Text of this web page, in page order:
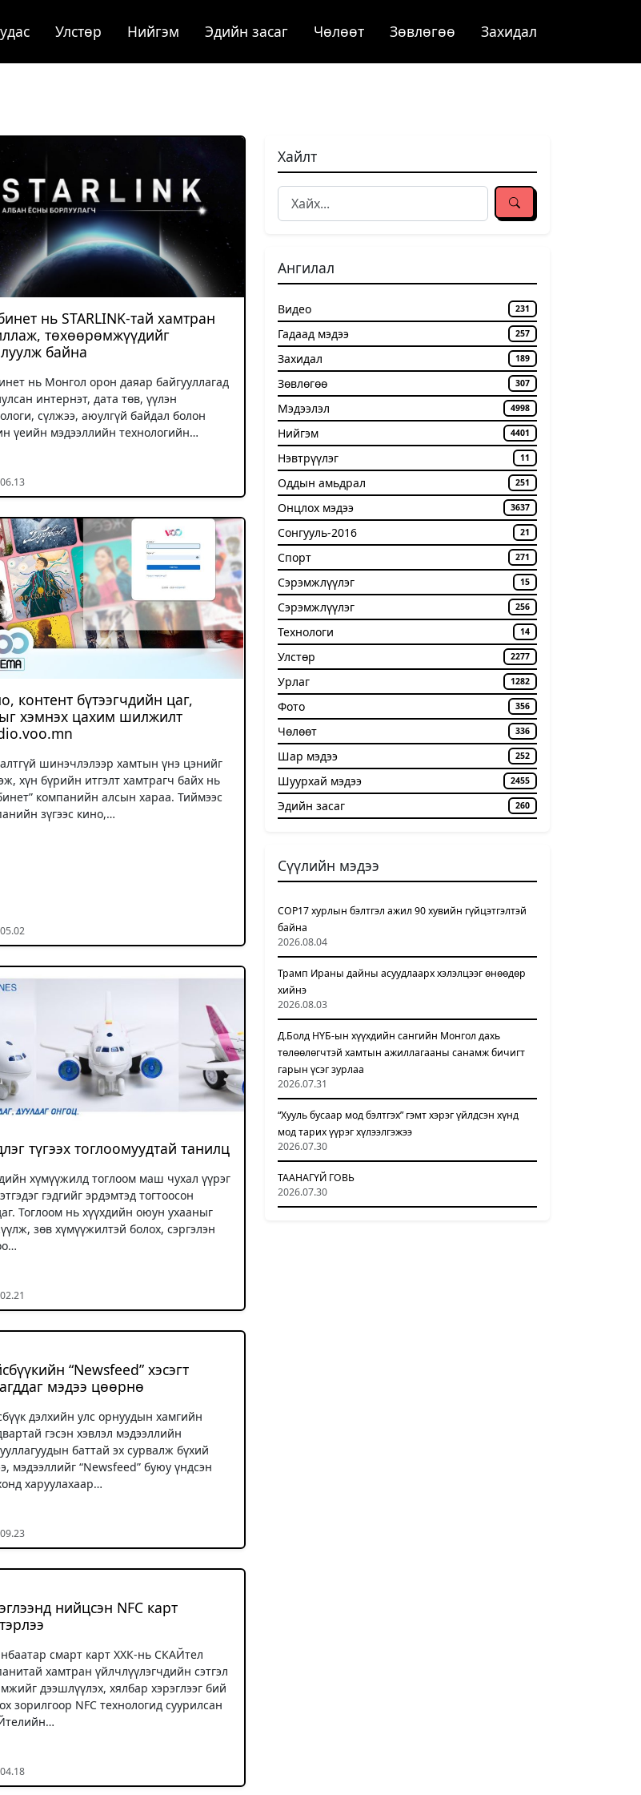
Улстөр Нийгэм Эдийн засаг Чѳлѳѳт Зөвлөгөө Захидал
нь STARLINK-тай хамтран
төхөөрөмжүүдийг
байна
нь Монгол орон даяар байгууллагад
интернэт, дата төв, үүлэн
сүлжээ, аюулгүй байдал болон
үеийн мэдээллийн технологийн…
контент бүтээгчдийн цаг,
хэмнэх цахим шилжилт
шинэчлэлээр хамтын үнэ цэнийг
хүн бүрийн итгэлт хамтрагч байх нь
компанийн алсын хараа. Тиймээс
зүгээс кино,…
түгээх тоглоомуудтай танилц
хүмүүжилд тоглоом маш чухал үүрэг
гэдгийг эрдэмтэд тогтоосон
Тоглоом нь хүүхдийн оюун ухааныг
зөв хүмүүжилтэй болох, сэргэлэн
“Newsfeed” хэсэгт
мэдээ цөөрнө
дэлхийн улс орнуудын хамгийн
гэсэн хэвлэл мэдээллийн
баттай эх сурвалж бүхий
мэдээллийг “Newsfeed” буюу үндсэн
харуулахаар…
нийцсэн NFC карт
смарт карт ХХК-нь СКАЙтел
хамтран үйлчлүүлэгчдийн сэтгэл
дээшлүүлэх, хялбар хэрэглээг бий
зорилгоор NFC технологид суурилсан
Хайлт
Ангилал
Видео 231
Гадаад мэдээ 257
Захидал 189
Зөвлөгөө 307
Мэдээлэл 4998
Нийгэм 4401
Нэвтрүүлэг 11
Оддын амьдрал 251
Онцлох мэдээ 3637
Сонгууль-2016 21
Спорт 271
Сэрэмжлүүлэг 15
Сэрэмжлүүлэг 256
Технологи 14
Улстөр 2277
Урлаг 1282
Фото 356
Чѳлѳѳт 336
Шар мэдээ 252
Шуурхай мэдээ 2455
Эдийн засаг 260
Сүүлийн мэдээ
COP17 хурлын бэлтгэл ажил 90 хувийн гүйцэтгэлтэй
байна
2026.08.04
Трамп Ираны дайны асуудлаарх хэлэлцээг өнөөдөр
хийнэ
2026.08.03
Д.Болд НҮБ-ын хүүхдийн сангийн Монгол дахь
төлөөлөгчтэй хамтын ажиллагааны санамж бичигт
гарын үсэг зурлаа
2026.07.31
“Хууль бусаар мод бэлтгэх” гэмт хэрэг үйлдсэн хүнд
мод тарих үүрэг хүлээлгэжээ
2026.07.30
ТААНАГҮЙ ГОВЬ
2026.07.30